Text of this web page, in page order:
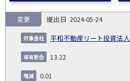
2024-05-24
平和不動産リート投資法人
変更
13.22
0.01